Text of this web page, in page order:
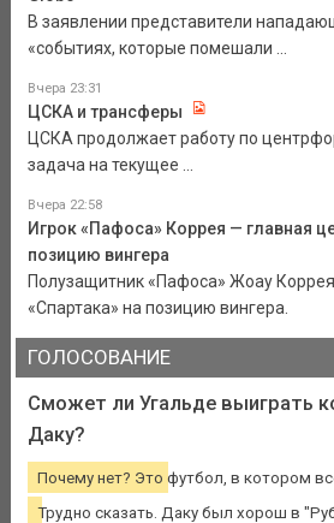
В заявлении представители
«событиях, которые помешали ...
Вчера 23:31
ЦСКА и трансферы
ЦСКА продолжает работу по
задача на текущее ...
Вчера 22:58
Игрок «Пафоса» Коррея — главная
позицию вингера
Полузащитник «Пафоса» Жоау
«Спартака» на позицию вингера.
ГОЛОСОВАНИЕ
Сможет ли Угальде выиграть
Даку?
Почему нет? Это футбол, в котором
Трудно сказать. Даку был хорош в